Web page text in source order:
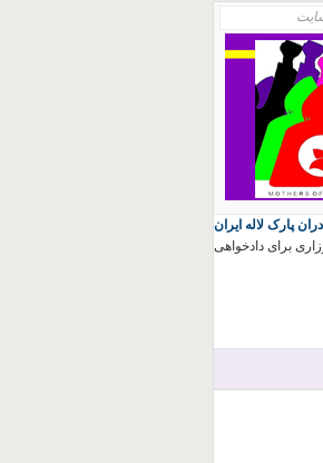
پارک لاله ایران
برای دادخواهی